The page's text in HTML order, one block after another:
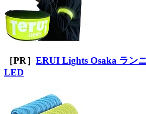
［PR］ ERUI Lights Osaka ラン
LED